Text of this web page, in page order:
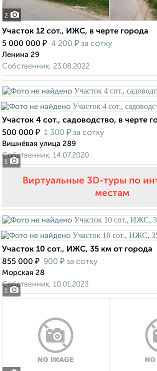
2
Участок 12 сот., ИЖС, в черте города
5 000 000 ₽ 4 200 ₽ за сотку
Ленина 29
Собственник, 23.08.2022
1
Участок 4 сот., садоводство, в черте
500 000 ₽ 1 300 ₽ за сотку
Вишнёвая улица 289
Собственник, 14.07.2020
Виртуальные 3D-туры по
местам
1
Участок 10 сот., ИЖС, 35 км от города
855 000 ₽ 900 ₽ за сотку
Морская 28
Собственник, 10.01.2023